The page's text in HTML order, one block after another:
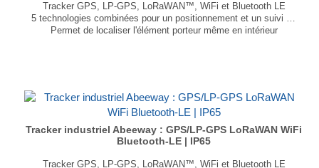
Tracker GPS, LP-GPS, LoRaWAN™, WiFi et Bluetooth LE
5 technologies combinées pour un positionnement et un suivi précis
Permet de localiser l'élément porteur même en intérieur
Tracker industriel Abeeway : GPS/LP-GPS LoRaWAN WiFi
Bluetooth-LE | IP65
Tracker GPS, LP-GPS, LoRaWAN™, WiFi et Bluetooth LE